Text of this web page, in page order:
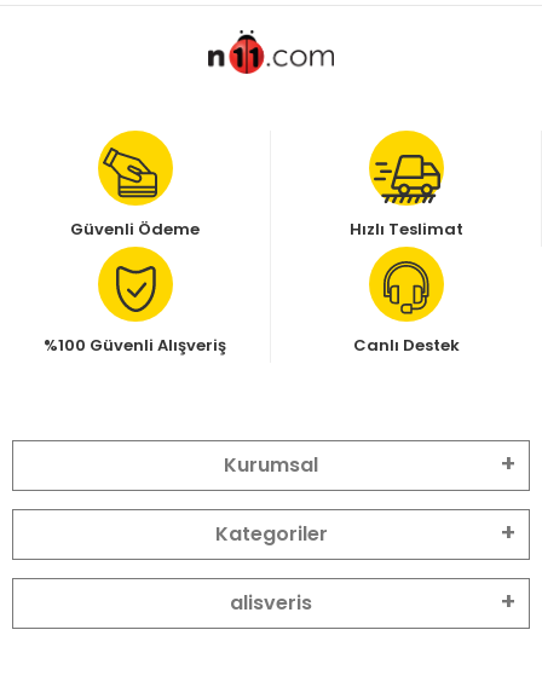
Güvenli Ödeme Hızlı Teslimat
%100 Güvenli Alışveriş Canlı Destek
Kurumsal
Kategoriler
alisveris